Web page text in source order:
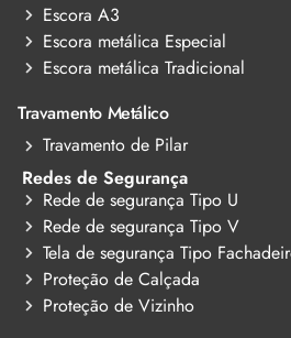
Escora A3
Escora metálica Especial
Escora metálica Tradicional
Travamento Metálico
Travamento de Pilar
Redes de Segurança
Rede de segurança Tipo U
Rede de segurança Tipo V
Tela de segurança Tipo
Proteção de Calçada
Proteção de Vizinho